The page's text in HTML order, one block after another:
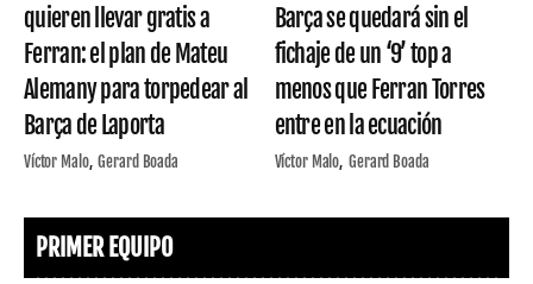
quieren llevar gratis a
Ferran: el plan de Mateu
Alemany para torpedear al
Barça de Laporta
Víctor Malo Gerard Boada
Barça se quedará sin el
fichaje de un ‘9’ top a
menos que Ferran Torres
entre en la ecuación
Víctor Malo Gerard Boada
PRIMER EQUIPO